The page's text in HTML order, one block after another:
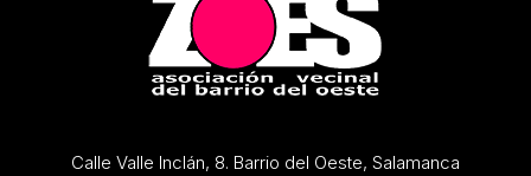
Calle Valle Inclán, 8. Barrio del Oeste, Salamanca